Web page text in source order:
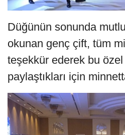
Düğünün sonunda
okunan genç çift, tüm
teşekkür ederek bu
paylaştıkları için